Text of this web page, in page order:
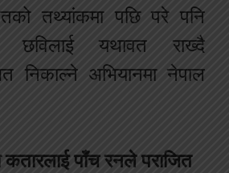
तथ्यांकमा पछि परे पनि
छविलाई यथावत राख्दै
निकाल्ने अभियानमा नेपाल
पाँच रनले पराजित